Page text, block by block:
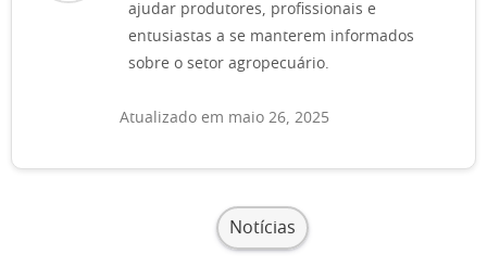
ajudar produtores, profissionais e
entusiastas a se manterem informados
sobre o setor agropecuário.
Atualizado em maio 26, 2025
Notícias